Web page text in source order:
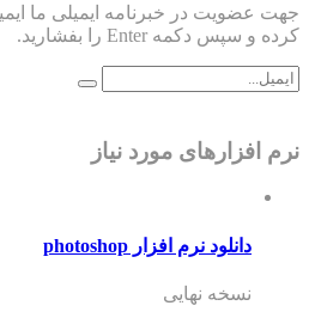
جهت عضویت در خبرنامه ایمیلی ما
کرده و سپس دکمه Enter را بفشارید.
نرم افزارهای مورد نیاز
دانلود نرم افزار photoshop
نسخه نهایی